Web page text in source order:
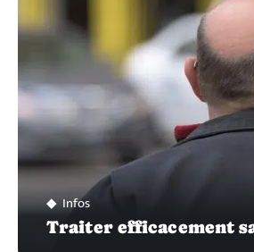
Infos
Traiter efficacement